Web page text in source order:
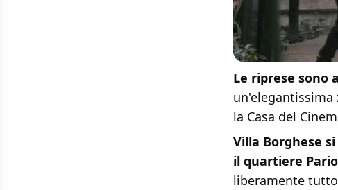
Le riprese sono
un'elegantissima
la Casa del
Villa Borghese
il quartiere
liberamente